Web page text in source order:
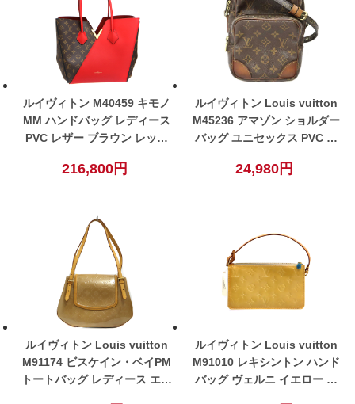
ルイヴィトン M40459 キモノ
MM ハンドバッグ レディース
PVC レザー ブラウン レッド
216,800円
ルイヴィトン Louis vuitton
M45236 アマゾン ショルダー
バッグ ユニセックス PVC レ
24,980円
ルイヴィトン Louis vuitton
M91174 ビスケイン・ベイPM
トートバッグ レディース エナ
ルイヴィトン Louis vuitton
M91010 レキシントン ハンド
バッグ ヴェルニ イエロー レ